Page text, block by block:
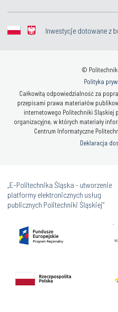
Inwestycje dotowane z
©
Polityka
Całkowitą odpowiedzialność za
przepisami prawa materiałów
internetowego Politechniki Śląskiej
organizacyjne, w których materiały
Centrum Informatyczne
Deklaracja
„E-Politechnika Śląska - utworzenie
platformy elektronicznych usług
publicznych Politechniki Śląskiej”